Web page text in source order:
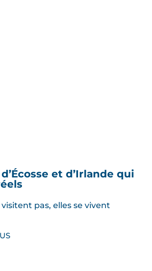
et d’Irlande qui
pas, elles se vivent